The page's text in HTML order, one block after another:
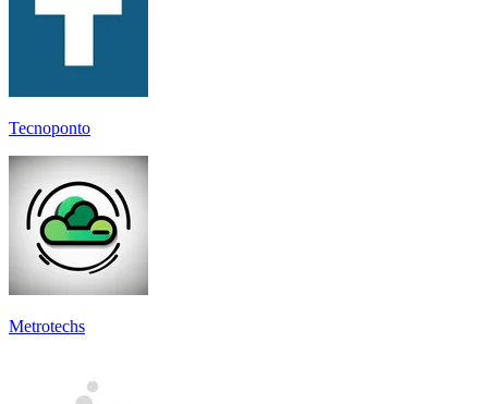
Tecnoponto
Metrotechs